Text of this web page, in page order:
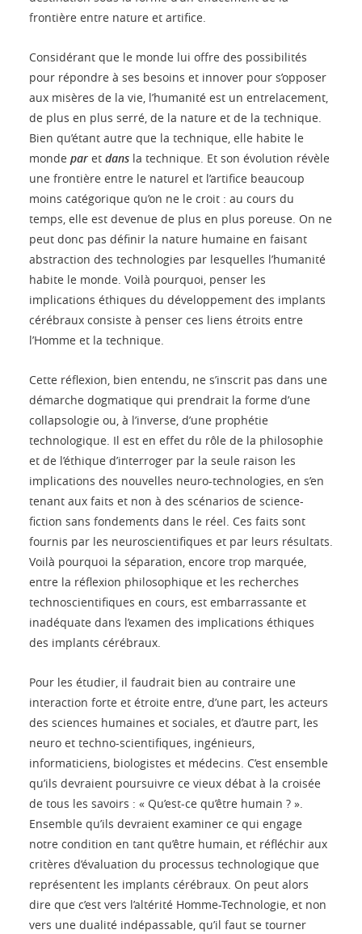
frontière entre nature et artifice.
Considérant que le monde lui offre des possibilités
pour répondre à ses besoins et innover pour s’opposer
aux misères de la vie, l’humanité est un entrelacement,
de plus en plus serré, de la nature et de la technique.
Bien qu’étant autre que la technique, elle habite le
monde par et dans la technique. Et son évolution révèle
une frontière entre le naturel et l’artifice beaucoup
moins catégorique qu’on ne le croit : au cours du
temps, elle est devenue de plus en plus poreuse. On ne
peut donc pas définir la nature humaine en faisant
abstraction des technologies par lesquelles l’humanité
habite le monde. Voilà pourquoi, penser les
implications éthiques du développement des implants
cérébraux consiste à penser ces liens étroits entre
l’Homme et la technique.
Cette réflexion, bien entendu, ne s’inscrit pas dans une
démarche dogmatique qui prendrait la forme d’une
collapsologie ou, à l’inverse, d’une prophétie
technologique. Il est en effet du rôle de la philosophie
et de l’éthique d’interroger par la seule raison les
implications des nouvelles neuro-technologies, en s’en
tenant aux faits et non à des scénarios de science-
fiction sans fondements dans le réel. Ces faits sont
fournis par les neuroscientifiques et par leurs résultats.
Voilà pourquoi la séparation, encore trop marquée,
entre la réflexion philosophique et les recherches
technoscientifiques en cours, est embarrassante et
inadéquate dans l’examen des implications éthiques
des implants cérébraux.
Pour les étudier, il faudrait bien au contraire une
interaction forte et étroite entre, d’une part, les acteurs
des sciences humaines et sociales, et d’autre part, les
neuro et techno-scientifiques, ingénieurs,
informaticiens, biologistes et médecins. C’est ensemble
qu’ils devraient poursuivre ce vieux débat à la croisée
de tous les savoirs : « Qu’est-ce qu’être humain ? ».
Ensemble qu’ils devraient examiner ce qui engage
notre condition en tant qu’être humain, et réfléchir aux
critères d’évaluation du processus technologique que
représentent les implants cérébraux. On peut alors
dire que c’est vers l’altérité Homme-Technologie, et non
vers une dualité indépassable, qu’il faut se tourner